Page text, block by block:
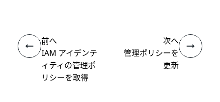
前へ
IAM アイデンテ
ィティの管理ポ
リシーを取得
次へ
管理ポリシーを
更新